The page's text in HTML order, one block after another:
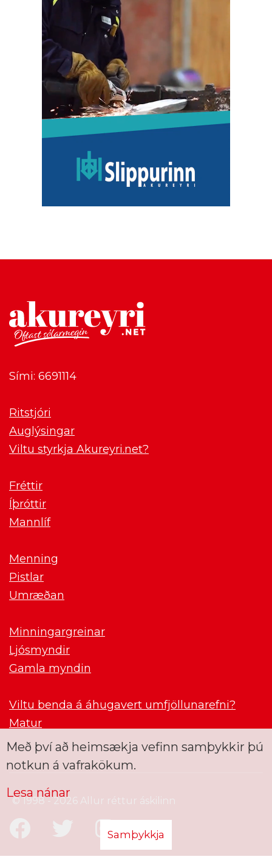
Sími: 6691114
Ritstjóri
Auglýsingar
Viltu styrkja Akureyri.net?
Fréttir
Íþróttir
Mannlíf
Menning
Pistlar
Umræðan
Minningargreinar
Ljósmyndir
Gamla myndin
Viltu benda á áhugavert umfjöllunarefni?
Matur
© 1998 - 2026 Allur réttur áskilinn
Með því að heimsækja vefinn samþykkir þú
notkun á vafrakökum.
Lesa nánar
Samþykkja